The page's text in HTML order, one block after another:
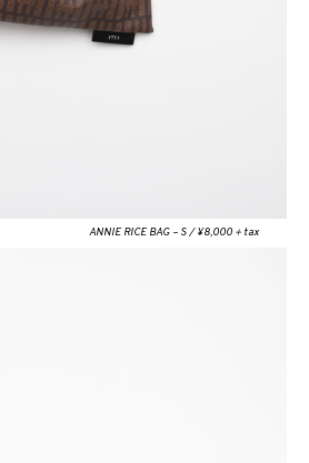
ANNIE RICE BAG – S / ¥8,000＋tax